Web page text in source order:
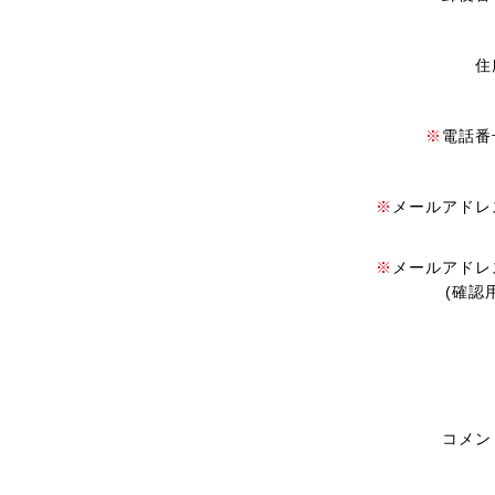
住
※ 電話番
※ メールアドレ
※ メールアドレ
(確認
コメン